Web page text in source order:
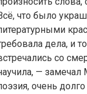
что было
дела, и
со
— замечал
очень